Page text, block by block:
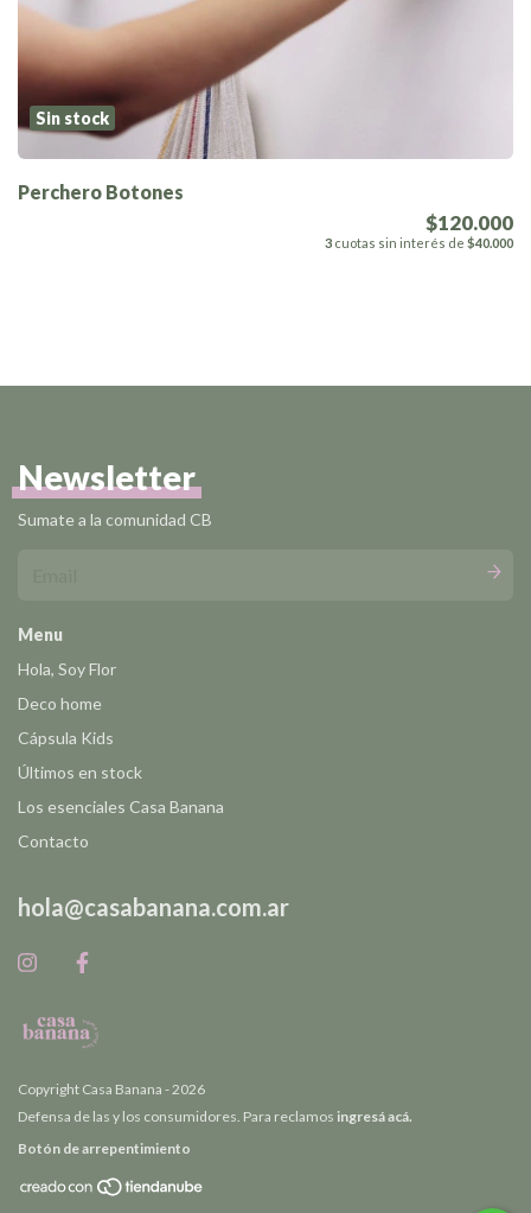
Sin stock
Perchero Botones
$120.000
3 cuotas sin interés de $40.000
Newsletter
Sumate a la comunidad CB
Menu
Hola, Soy Flor
Deco home
Cápsula Kids
Últimos en stock
Los esenciales Casa Banana
Contacto
hola@casabanana.com.ar
Copyright Casa Banana - 2026
Defensa de las y los consumidores. Para reclamos ingresá acá.
Botón de arrepentimiento